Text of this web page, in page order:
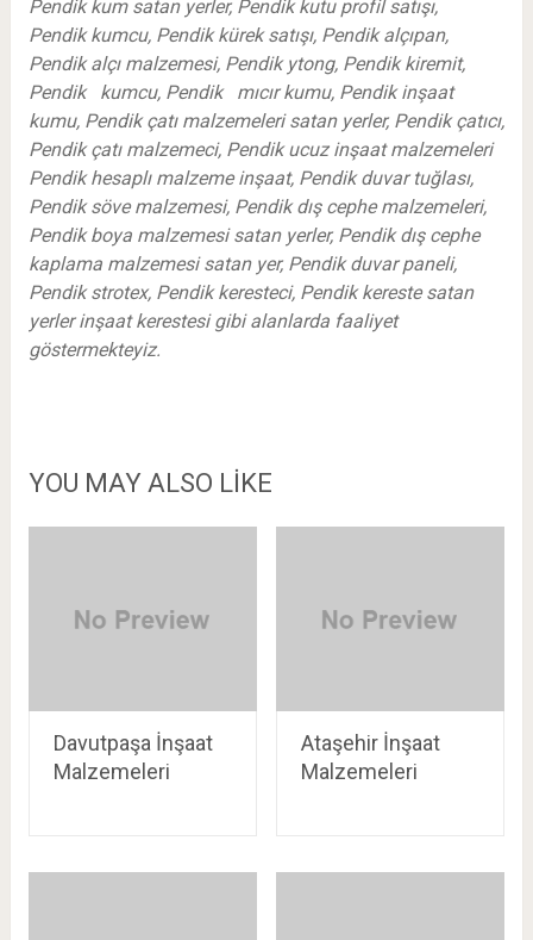
Pendik kum satan yerler, Pendik kutu profil satışı,
Pendik kumcu, Pendik kürek satışı, Pendik alçıpan,
Pendik alçı malzemesi, Pendik ytong, Pendik kiremit,
Pendik kumcu, Pendik mıcır kumu, Pendik inşaat
kumu, Pendik çatı malzemeleri satan yerler, Pendik çatıcı,
Pendik çatı malzemeci, Pendik ucuz inşaat malzemeleri
Pendik hesaplı malzeme inşaat, Pendik duvar tuğlası,
Pendik söve malzemesi, Pendik dış cephe malzemeleri,
Pendik boya malzemesi satan yerler, Pendik dış cephe
kaplama malzemesi satan yer, Pendik duvar paneli,
Pendik strotex, Pendik keresteci, Pendik kereste satan
yerler inşaat kerestesi gibi alanlarda faaliyet
göstermekteyiz.
YOU MAY ALSO LIKE
Davutpaşa İnşaat
Malzemeleri
Ataşehir İnşaat
Malzemeleri